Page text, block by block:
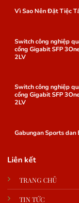
Vì Sao Nên Đặt Tiệc
Switch công nghiệp
cổng Gigabit SFP
2LV
Switch công nghiệp
cổng Gigabit SFP
2LV
Gabungan Sports
Liên kết
TRANG CHỦ
TIN TỨC